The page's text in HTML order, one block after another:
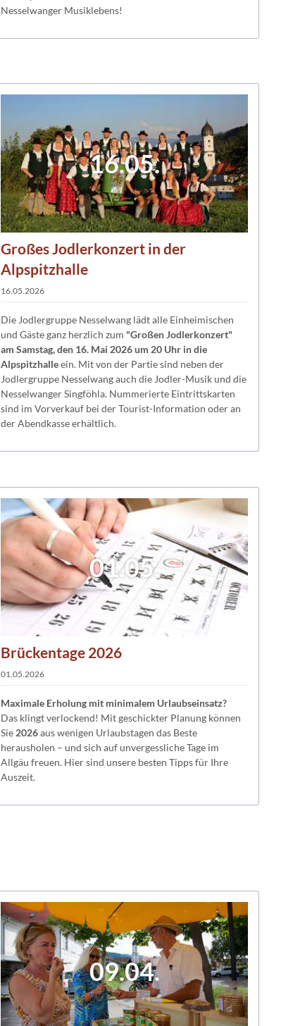
Nesselwanger Musiklebens!
16.05.
Großes Jodlerkonzert in der
Alpspitzhalle
16.05.2026
Die Jodlergruppe Nesselwang lädt alle Einheimischen
und Gäste ganz herzlich zum "Großen Jodlerkonzert"
am Samstag, den 16. Mai 2026 um 20 Uhr in die
Alpspitzhalleein. Mit von der Partie sind neben der
Jodlergruppe Nesselwang auch die Jodler-Musik und die
Nesselwanger Singföhla. Nummerierte Eintrittskarten
sind im Vorverkauf bei der Tourist-Information oder an
der Abendkasse erhältlich.
01.05.
Brückentage 2026
01.05.2026
Maximale Erholung mit minimalem Urlaubseinsatz?
Das klingt verlockend! Mit geschickter Planung können
Sie 2026aus wenigen Urlaubstagen das Beste
herausholen – und sich auf unvergessliche Tage im
Allgäu freuen. Hier sind unsere besten Tipps für Ihre
Auszeit.
09.04.